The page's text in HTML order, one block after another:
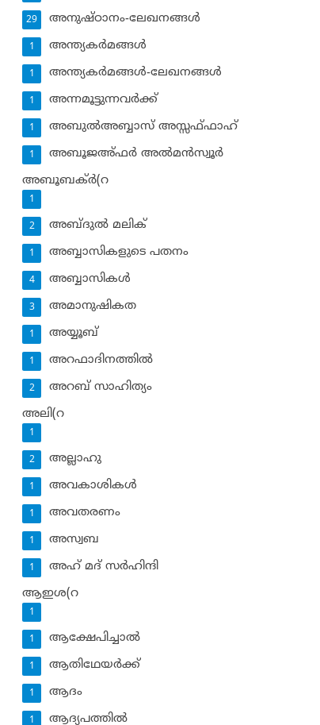
അനുഷ്ഠാനം-ലേഖനങ്ങള്‍
29
അന്ത്യകര്‍മങ്ങള്‍
1
അന്ത്യകര്‍മങ്ങള്‍-ലേഖനങ്ങള്‍
1
അന്നമൂട്ടുന്നവര്‍ക്ക്
1
അബുല്‍അബ്ബാസ് അസ്സഫ്ഫാഹ്‌
1
അബൂജഅ്ഫര്‍ അല്‍മന്‍സ്വൂര്‍
1
അബൂബക്ര്‍(റ
1
അബ്ദുല്‍ മലിക്‌
2
അബ്ബാസികളുടെ പതനം
1
അബ്ബാസികള്‍
4
അമാനുഷികത
3
അയ്യൂബ്‌
1
അറഫാദിനത്തില്‍
1
അറബ് സാഹിത്യം
2
അലി(റ
1
അല്ലാഹു
2
അവകാശികള്‍
1
അവതരണം
1
അസ്വബ
1
അഹ് മദ് സര്‍ഹിന്ദി
1
ആഇശ(റ
1
ആക്ഷേപിച്ചാല്‍
1
ആതിഥേയര്‍ക്ക്
1
ആദം
1
ആദ്യപത്തില്‍
1